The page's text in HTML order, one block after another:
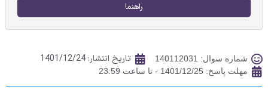
راهنما
شماره سوال: 140112031 تاریخ انتشار: 1401/12/24
مهلت پاسخ: 1401/12/25 - تا ساعت 23:59